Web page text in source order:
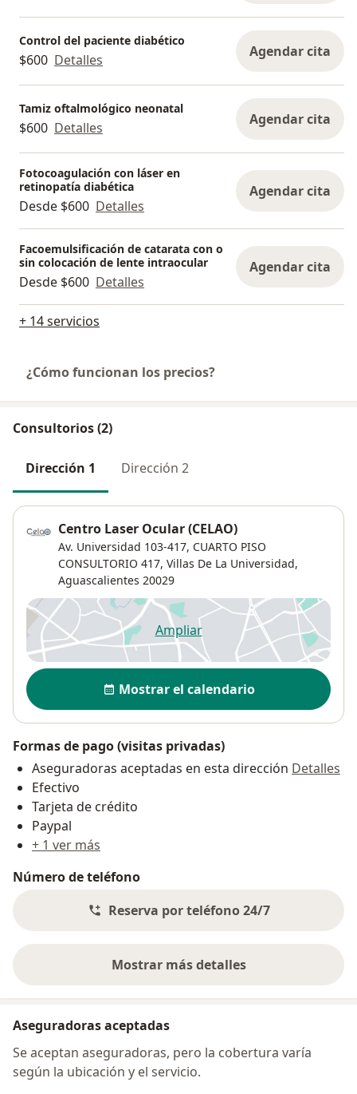
Control del paciente diabético
$600 Detalles Agendar cita
Tamiz oftalmológico neonatal
$600 Detalles Agendar cita
Fotocoagulación con láser en
retinopatía diabética
Desde $600 Detalles
Agendar cita
Facoemulsificación de catarata con o
sin colocación de lente intraocular
Desde $600 Detalles
Agendar cita
+ 14 servicios
¿Cómo funcionan los precios?
Consultorios (2)
Dirección 1 Dirección 2
Centro Laser Ocular (CELAO)
Av. Universidad 103-417, CUARTO PISO
CONSULTORIO 417, Villas De La Universidad,
Aguascalientes 20029
Ampliarse abre en una nueva
Disponibilidad
Mostrar el calendario
Formas de pago (visitas privadas)
Aseguradoras aceptadas en esta dirección Detalles
Efectivo
Tarjeta de crédito
Paypal
+ 1 ver más
Número de teléfono
Reserva por teléfono 24/7
Mostrar más detalles
sobre la dirección
Aseguradoras aceptadas
Se aceptan aseguradoras, pero la cobertura varía
según la ubicación y el servicio.